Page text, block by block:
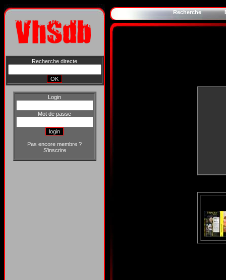
Recherche directe
Login
Mot de passe
Pas encore membre ?
S'inscrire
Recherche